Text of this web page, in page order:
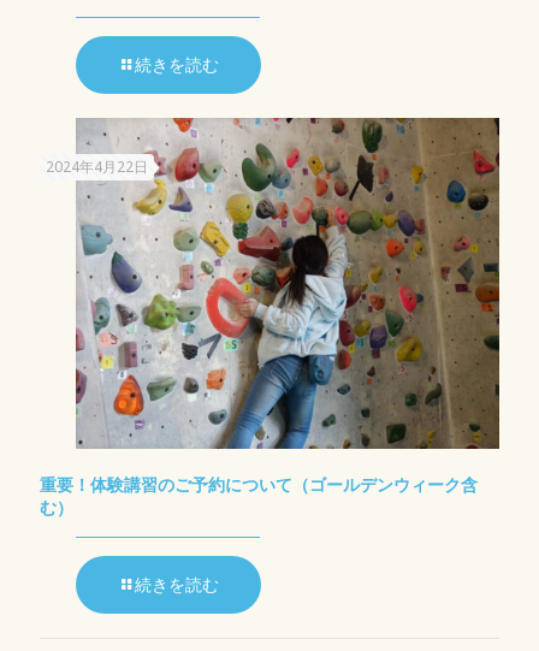
続きを読む
2024年4月22日
重要！体験講習のご予約について（ゴールデンウィーク含
む）
続きを読む